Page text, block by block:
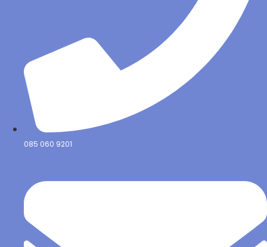
085 060 9201